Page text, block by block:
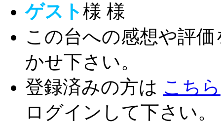
ゲスト様 様
この台への感想や評価
かせ下さい。
登録済みの方は こちら
ログインして下さい。